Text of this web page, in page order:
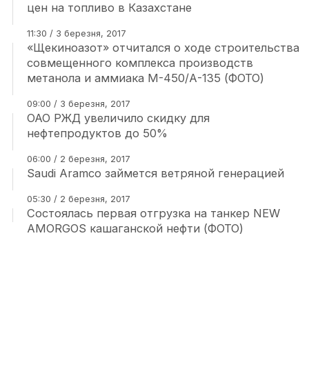
цен на топливо в Казахстане
11:30 / 3 березня, 2017
«Щекиноазот» отчитался о ходе строительства
совмещенного комплекса производств
метанола и аммиака М-450/А-135 (ФОТО)
09:00 / 3 березня, 2017
ОАО РЖД увеличило скидку для
нефтепродуктов до 50%
06:00 / 2 березня, 2017
Saudi Aramco займется ветряной генерацией
05:30 / 2 березня, 2017
Состоялась первая отгрузка на танкер NEW
AMORGOS кашаганской нефти (ФОТО)